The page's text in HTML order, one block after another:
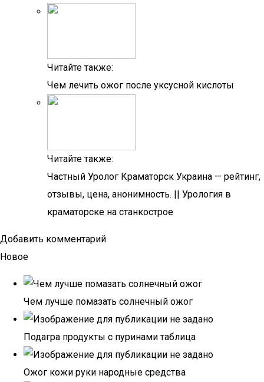
Читайте также:
Чем лечить ожог после уксусной кислоты
Читайте также:
Частный Уролог Краматорск Украина — рейтинг,
отзывы, цена, анонимность. || Урология в
краматорске на станкострое
Добавить комментарий
Новое
Чем лучше помазать солнечный ожог
Подагра продукты с пуринами таблица
Ожог кожи руки народные средства